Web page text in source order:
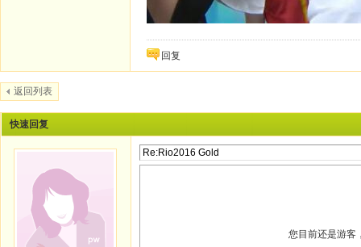
回复
返回列表
快速回复
您目前还是游客